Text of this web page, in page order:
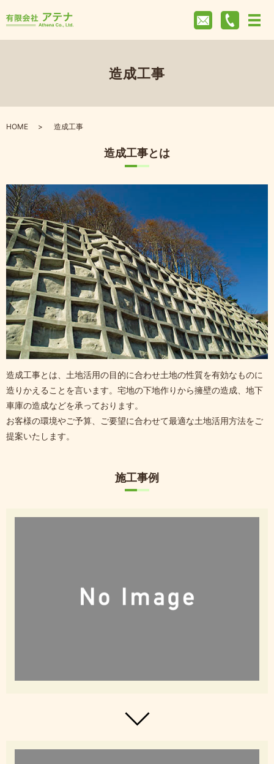
造成工事
HOME 造成工事
造成工事とは
造成工事とは、土地活用の目的に合わせ土地の性質を有効なものに
造りかえることを言います。宅地の下地作りから擁壁の造成、地下
車庫の造成などを承っております。
お客様の環境やご予算、ご要望に合わせて最適な土地活用方法をご
提案いたします。
施工事例